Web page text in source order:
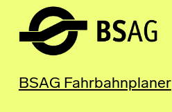
BSAG Fahrbahnplaner